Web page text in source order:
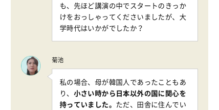
も、先ほど講演の中でスタートのきっか
けをおっしゃってくださいましたが、大
学時代はいかがでしたか？
菊池
私の場合、母が韓国人であったこともあ
り、 小さい時から日本以外の国に関心を
持っていました。 ただ、田舎に住んでい